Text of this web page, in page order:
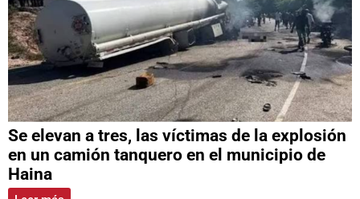
Se elevan a tres, las víctimas de la explosión
en un camión tanquero en el municipio de
Haina